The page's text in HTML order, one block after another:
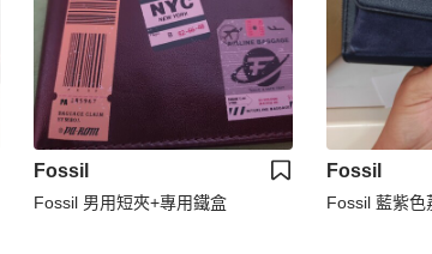
Fossil
Fossil 男用短夾+專用鐵盒
Fossil
Fossil 藍紫色